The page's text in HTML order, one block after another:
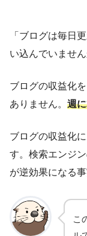
「ブログは毎日
い込んでいません
ブログの収益化
ありません。 週
ブログの収益化
す。検索エンジ
が逆効果になる
こ